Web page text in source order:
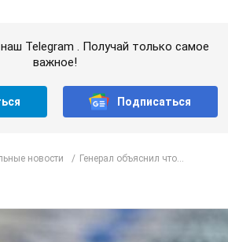
Telegram . Получай только самое
важное!
Подписаться
новости Генерал объяснил что...